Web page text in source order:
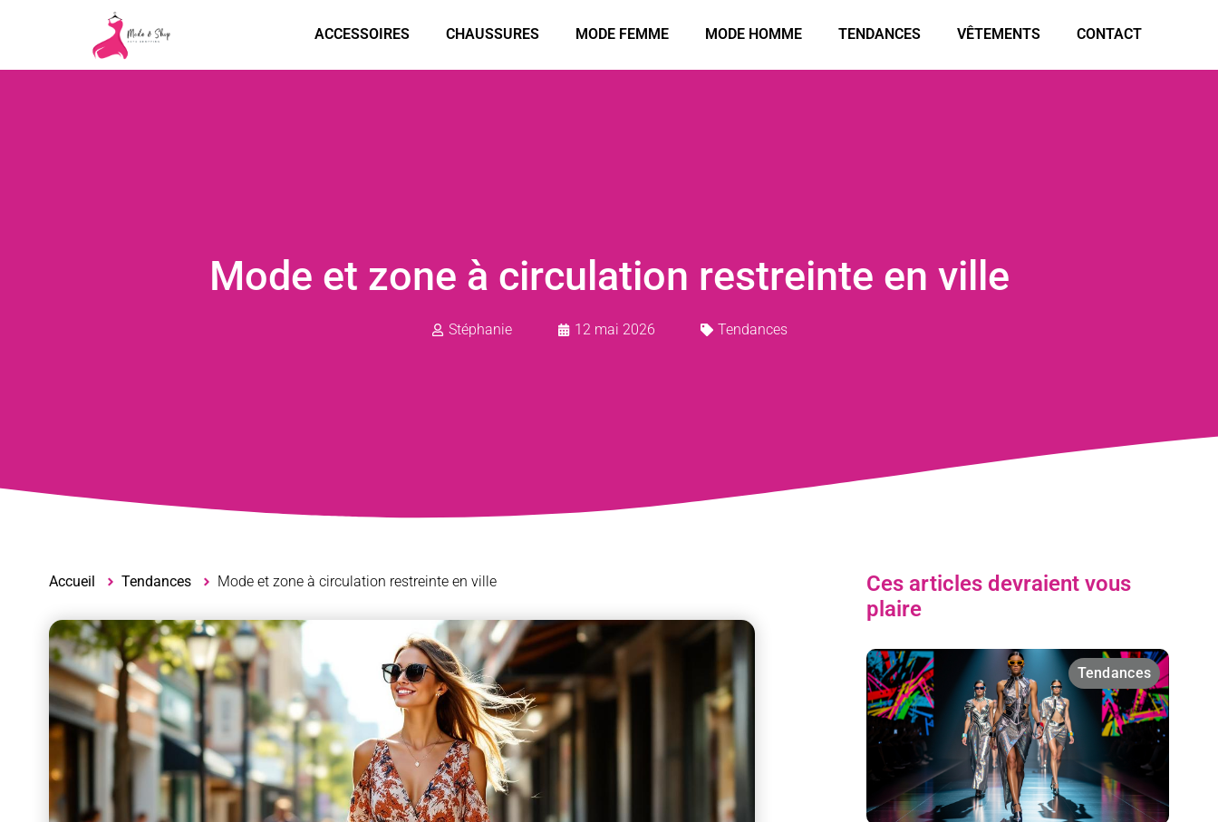
ACCESSOIRES CHAUSSURES MODE FEMME MODE HOMME TENDANCES VÊTEMENTS CONTACT
Mode et zone à circulation restreinte en ville
Stéphanie 12 mai 2026 Tendances
Accueil Tendances Mode et zone à circulation restreinte en ville
Ces articles devraient vous
plaire
Tendances